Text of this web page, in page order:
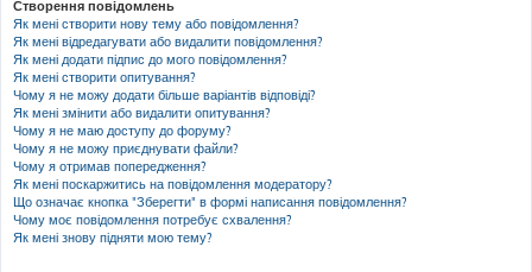
Створення повідомлень
Як мені створити нову тему або повідомлення?
Як мені відредагувати або видалити повідомлення?
Як мені додати підпис до мого повідомлення?
Як мені створити опитування?
Чому я не можу додати більше варіантів відповіді?
Як мені змінити або видалити опитування?
Чому я не маю доступу до форуму?
Чому я не можу приєднувати файли?
Чому я отримав попередження?
Як мені поскаржитись на повідомлення модератору?
Що означає кнопка "Зберегти" в формі написання повідомлення?
Чому моє повідомлення потребує схвалення?
Як мені знову підняти мою тему?